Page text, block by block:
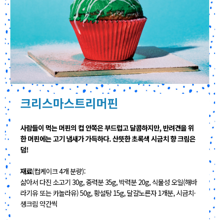
크리스마스트리머핀
사람들이 먹는 머핀의 컵 안쪽은 부드럽고 달콤하지만, 반려견을 위
한 머핀에는 고기 냄새가 가득하다. 산뜻한 초록색 시금치 향 크림은
덤!
재료(컵케이크 4개 분량):
삶아서 다진 소고기 30g, 중력분 35g, 박력분 20g, 식물성 오일(해바
라기유 또는 카놀라유) 50g, 황설탕 15g, 달걀노른자 1개분, 시금치·
생크림 약간씩